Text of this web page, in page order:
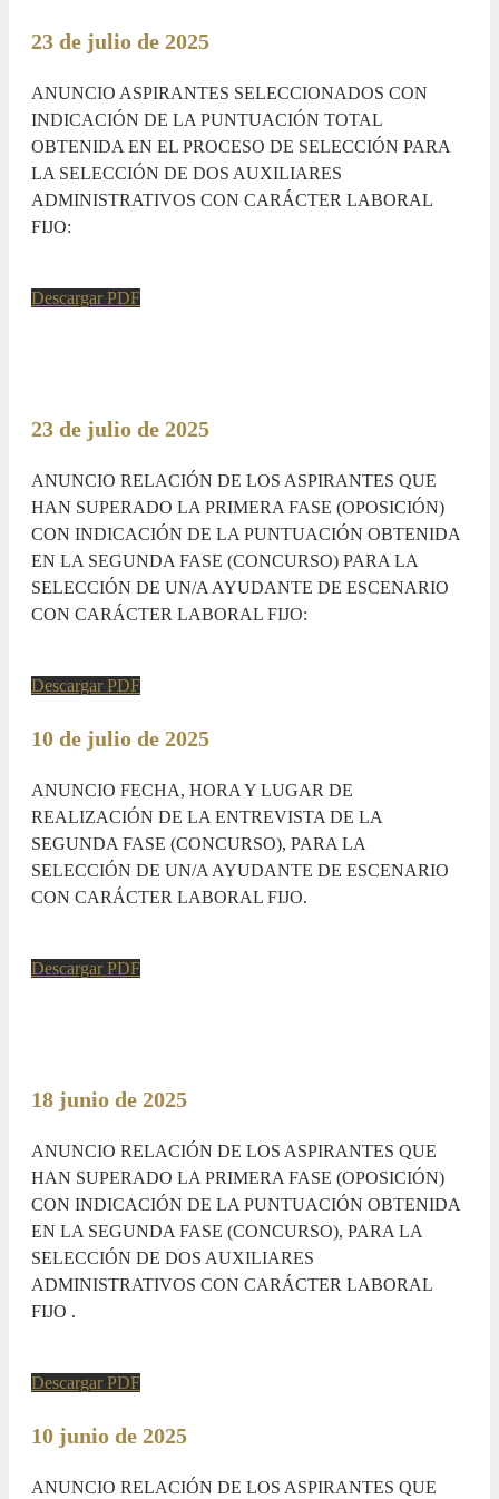
23 de julio de 2025
ANUNCIO ASPIRANTES SELECCIONADOS CON
INDICACIÓN DE LA PUNTUACIÓN TOTAL
OBTENIDA EN EL PROCESO DE SELECCIÓN PARA
LA SELECCIÓN DE DOS AUXILIARES
ADMINISTRATIVOS CON CARÁCTER LABORAL
FIJO:
Descargar PDF
23 de julio de 2025
ANUNCIO RELACIÓN DE LOS ASPIRANTES QUE
HAN SUPERADO LA PRIMERA FASE (OPOSICIÓN)
CON INDICACIÓN DE LA PUNTUACIÓN OBTENIDA
EN LA SEGUNDA FASE (CONCURSO) PARA LA
SELECCIÓN DE UN/A AYUDANTE DE ESCENARIO
CON CARÁCTER LABORAL FIJO:
Descargar PDF
10 de julio de 2025
ANUNCIO FECHA, HORA Y LUGAR DE
REALIZACIÓN DE LA ENTREVISTA DE LA
SEGUNDA FASE (CONCURSO), PARA LA
SELECCIÓN DE UN/A AYUDANTE DE ESCENARIO
CON CARÁCTER LABORAL FIJO.
Descargar PDF
18 junio de 2025
ANUNCIO RELACIÓN DE LOS ASPIRANTES QUE
HAN SUPERADO LA PRIMERA FASE (OPOSICIÓN)
CON INDICACIÓN DE LA PUNTUACIÓN OBTENIDA
EN LA SEGUNDA FASE (CONCURSO), PARA LA
SELECCIÓN DE DOS AUXILIARES
ADMINISTRATIVOS CON CARÁCTER LABORAL
FIJO .
Descargar PDF
10 junio de 2025
ANUNCIO RELACIÓN DE LOS ASPIRANTES QUE